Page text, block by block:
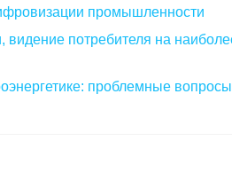
промышленности
потребителя на
проблемные